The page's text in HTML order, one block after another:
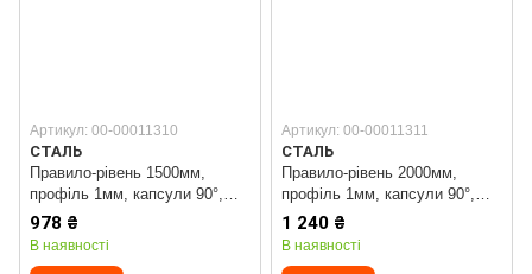
Артикул: 00-00011310
СТАЛЬ
Правило-рівень 1500мм,
профіль 1мм, капсули 90°,
180° з двома ручками Сталь
978 ₴
В наявності
Артикул: 00-00011311
СТАЛЬ
Правило-рівень 2000мм,
профіль 1мм, капсули 90°,
180°, з двома ручкамиСталь
1 240 ₴
В наявності